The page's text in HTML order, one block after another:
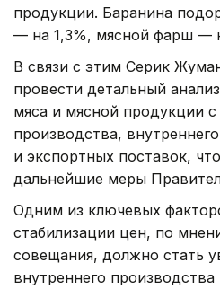
продукции. Баранина
— на 1,3%, мясной фарш —
В связи с этим Серик
провести детальный
мяса и мясной продукции
производства,
и экспортных поставок,
дальнейшие меры
Одним из ключевых
стабилизации цен, по
совещания, должно стать
внутреннего